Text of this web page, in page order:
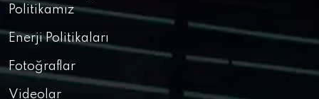
Politikamız
Enerji Politikaları
Fotoğraflar
Videolar